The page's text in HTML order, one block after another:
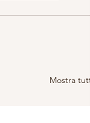
Mostra tutti